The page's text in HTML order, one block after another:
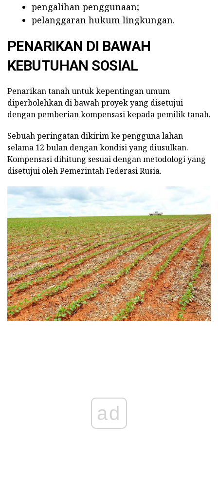
pengalihan penggunaan;
pelanggaran hukum lingkungan.
PENARIKAN DI BAWAH
KEBUTUHAN SOSIAL
Penarikan tanah untuk kepentingan umum
diperbolehkan di bawah proyek yang disetujui
dengan pemberian kompensasi kepada pemilik tanah.
Sebuah peringatan dikirim ke pengguna lahan
selama 12 bulan dengan kondisi yang diusulkan.
Kompensasi dihitung sesuai dengan metodologi yang
disetujui oleh Pemerintah Federasi Rusia.
ad